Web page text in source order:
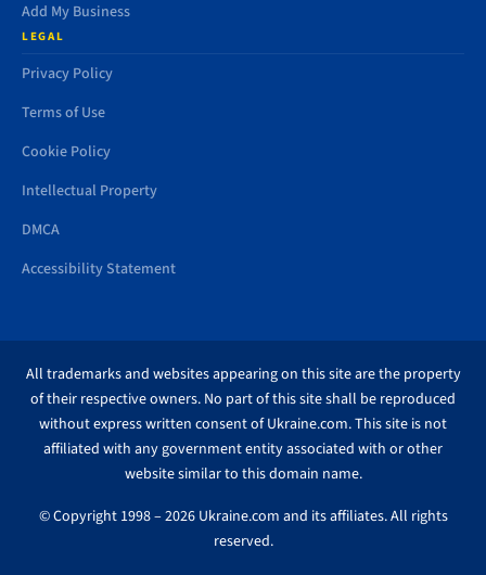
Add My Business
LEGAL
Privacy Policy
Terms of Use
Cookie Policy
Intellectual Property
DMCA
Accessibility Statement
All trademarks and websites appearing on this site are the property
of their respective owners. No part of this site shall be reproduced
without express written consent of Ukraine.com. This site is not
affiliated with any government entity associated with or other
website similar to this domain name.
© Copyright 1998 – 2026 Ukraine.com and its affiliates. All rights
reserved.